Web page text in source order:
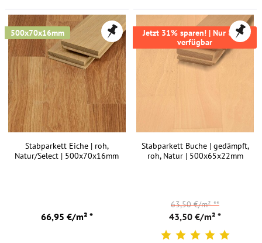
500x70x16mm
Stabparkett Eiche | roh,
Natur/Select | 500x70x16mm
66,95 €/m² *
Jetzt 31% sparen! | Nur 87m²
verfügbar
Stabparkett Buche | gedämpft,
roh, Natur | 500x65x22mm
43,50 €/m² *
63,50 €/m²**